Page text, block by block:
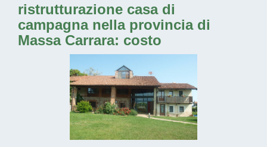
ristrutturazione casa di
campagna nella provincia di
Massa Carrara: costo